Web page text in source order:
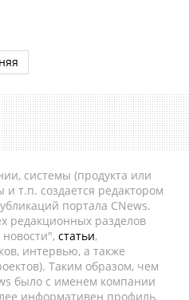
системы (продукта или
и т.п. создается редактором
портала CNews.
редакционных разделов
статьи,
интервью, а также
Таким образом, чем
было с именем компании
информативен профиль.